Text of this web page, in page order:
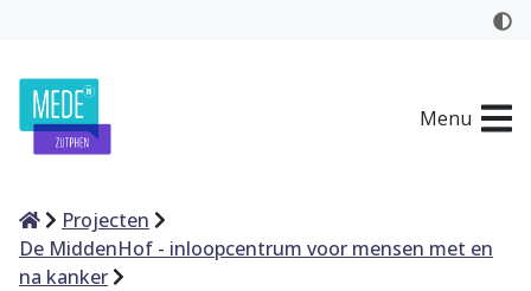
Menu
HomeProjecten
De MiddenHof - inloopcentrum voor mensen met en
na kanker